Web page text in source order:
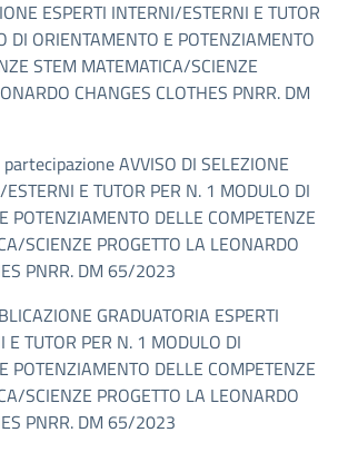
ESPERTI INTERNI/ESTERNI E TUTOR
DI ORIENTAMENTO E POTENZIAMENTO
STEM MATEMATICA/SCIENZE
CHANGES CLOTHES PNRR. DM
AVVISO DI SELEZIONE
E TUTOR PER N. 1 MODULO DI
POTENZIAMENTO DELLE COMPETENZE
SCIENZE PROGETTO LA LEONARDO
PNRR. DM 65/2023
GRADUATORIA ESPERTI
E TUTOR PER N. 1 MODULO DI
POTENZIAMENTO DELLE COMPETENZE
SCIENZE PROGETTO LA LEONARDO
PNRR. DM 65/2023